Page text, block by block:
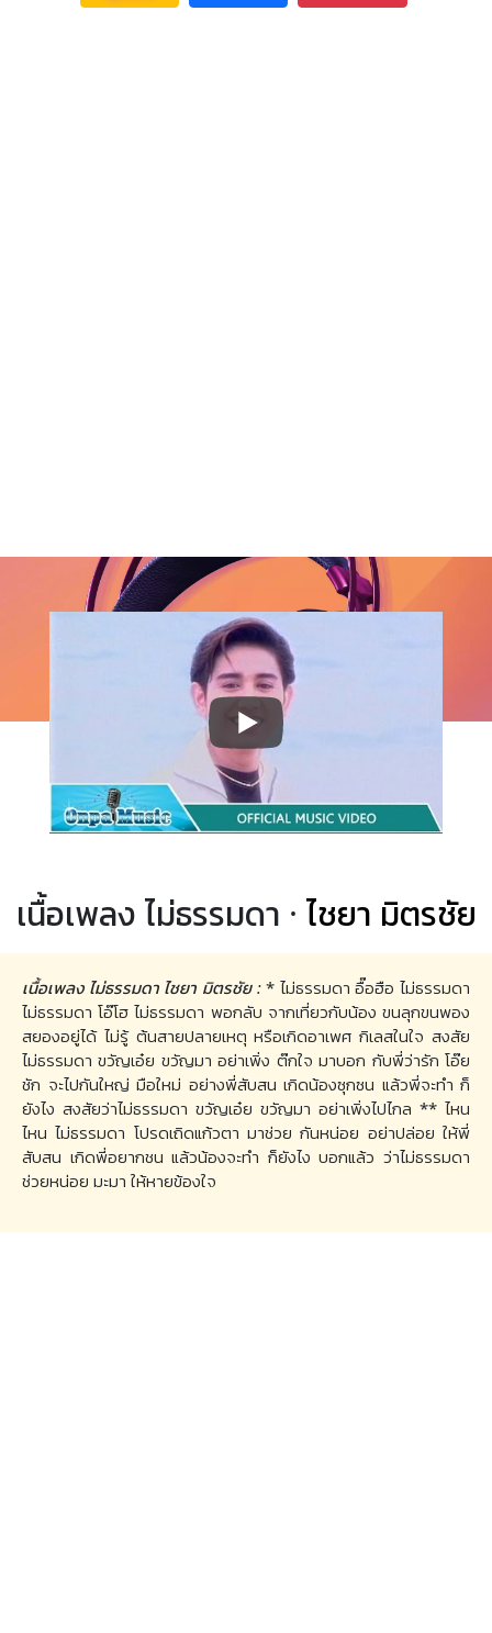
เนื้อเพลง ไม่ธรรมดา · ไชยา มิตรชัย
เนื้อเพลง ไม่ธรรมดา ไชยา มิตรชัย :* ไม่ธรรมดา อื๊อฮือ ไม่ธรรมดา
ไม่ธรรมดา โอ๊โฮ ไม่ธรรมดา พอกลับ จากเที่ยวกับน้อง ขนลุกขนพอง
สยองอยู่ได้ ไม่รู้ ต้นสายปลายเหตุ หรือเกิดอาเพศ กิเลสในใจ สงสัย
ไม่ธรรมดา ขวัญเอ๋ย ขวัญมา อย่าเพิ่ง ต๊กใจ มาบอก กับพี่ว่ารัก โอ๊ย
ชัก จะไปกันใหญ่ มือใหม่ อย่างพี่สับสน เกิดน้องซุกซน แล้วพี่จะทำ ก็
ยังไง สงสัยว่าไม่ธรรมดา ขวัญเอ๋ย ขวัญมา อย่าเพิ่งไปไกล ** ไหน
ไหน ไม่ธรรมดา โปรดเถิดแก้วตา มาช่วย กันหน่อย อย่าปล่อย ให้พี่
สับสน เกิดพี่อยากชน แล้วน้องจะทำ ก็ยังไง บอกแล้ว ว่าไม่ธรรมดา
ช่วยหน่อย มะมา ให้หายข้องใจ